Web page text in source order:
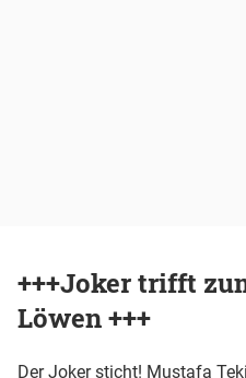
+++Joker trifft
Löwen +++
Der Joker sticht! Mustafa